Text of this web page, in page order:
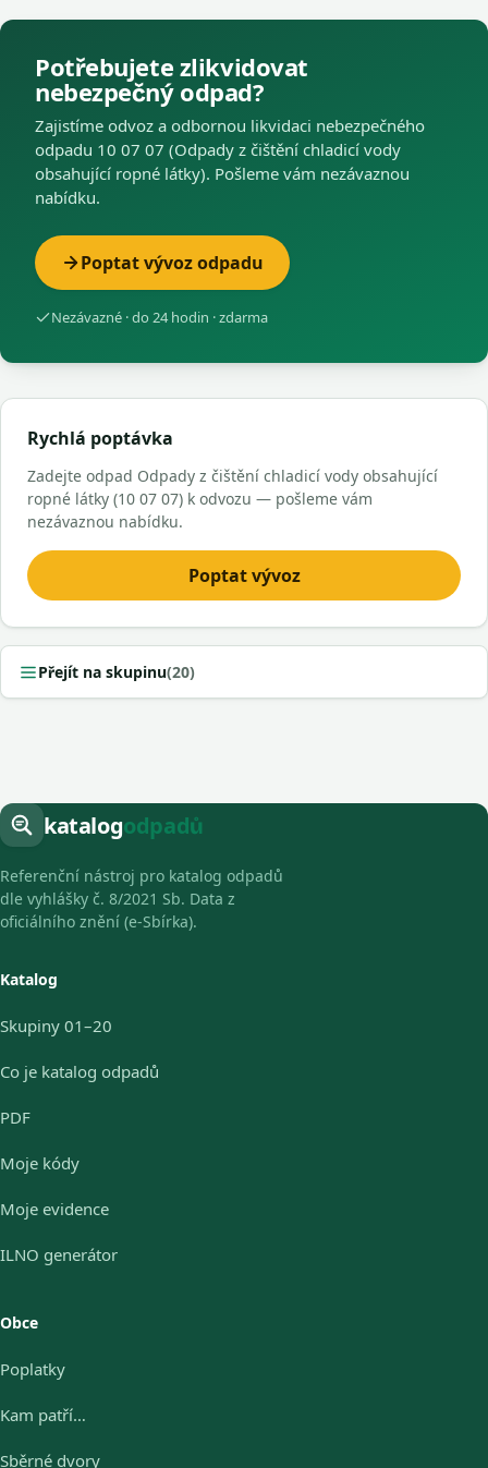
Potřebujete zlikvidovat
nebezpečný odpad?
Zajistíme odvoz a odbornou likvidaci nebezpečného
odpadu 10 07 07 (Odpady z čištění chladicí vody
obsahující ropné látky). Pošleme vám nezávaznou
nabídku.
Poptat vývoz odpadu
Nezávazné · do 24 hodin · zdarma
Rychlá poptávka
Zadejte odpad Odpady z čištění chladicí vody obsahující
ropné látky (10 07 07) k odvozu — pošleme vám
nezávaznou nabídku.
Poptat vývoz
Přejít na skupinu(20)
katalogodpadů
Referenční nástroj pro katalog odpadů
dle vyhlášky č. 8/2021 Sb. Data z
oficiálního znění (e-Sbírka).
Katalog
Skupiny 01–20
Co je katalog odpadů
PDF
Moje kódy
Moje evidence
ILNO generátor
Obce
Poplatky
Kam patří…
Sběrné dvory